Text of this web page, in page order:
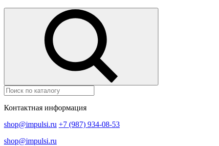
Контактная информация
shop@impulsi.ru +7 (987) 934-08-53
shop@impulsi.ru